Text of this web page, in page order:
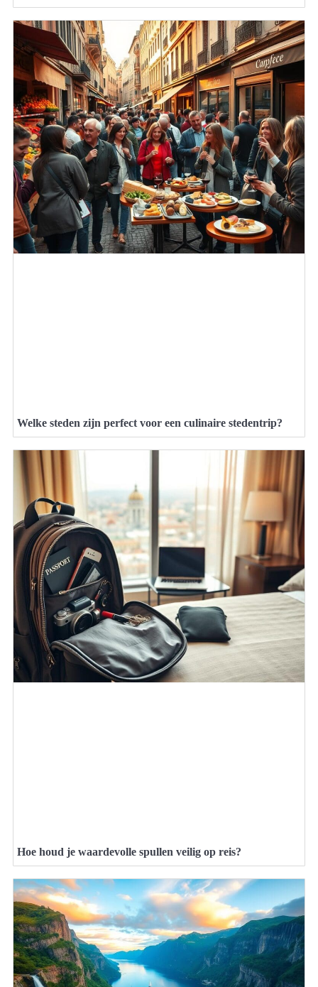
Welke steden zijn perfect voor een culinaire stedentrip?
Hoe houd je waardevolle spullen veilig op reis?